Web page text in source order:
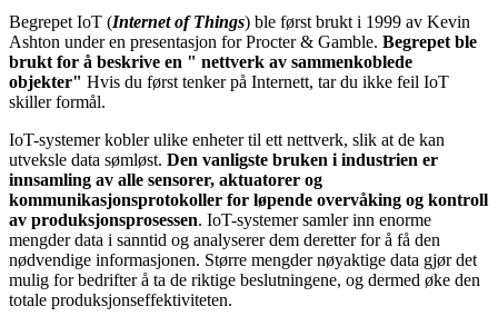
Begrepet IoT (Internet of Things) ble først brukt i 1999 av Kevin
Ashton under en presentasjon for Procter & Gamble. Begrepet ble
brukt for å beskrive en " nettverk av sammenkoblede
objekter" Hvis du først tenker på Internett, tar du ikke feil IoT
skiller formål.
IoT-systemer kobler ulike enheter til ett nettverk, slik at de kan
utveksle data sømløst. Den vanligste bruken i industrien er
innsamling av alle sensorer, aktuatorer og
kommunikasjonsprotokoller for løpende overvåking og kontroll
av produksjonsprosessen. IoT-systemer samler inn enorme
mengder data i sanntid og analyserer dem deretter for å få den
nødvendige informasjonen. Større mengder nøyaktige data gjør det
mulig for bedrifter å ta de riktige beslutningene, og dermed øke den
totale produksjonseffektiviteten.